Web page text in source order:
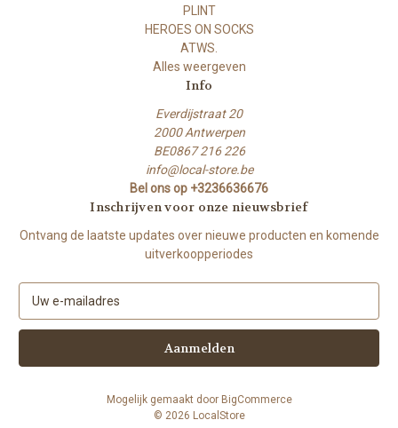
PLINT
HEROES ON SOCKS
ATWS.
Alles weergeven
Info
Everdijstraat 20
2000 Antwerpen
BE0867 216 226
info@local-store.be
Bel ons op +3236636676
Inschrijven voor onze nieuwsbrief
Ontvang de laatste updates over nieuwe producten en komende
uitverkoopperiodes
E
m
i
Mogelijk gemaakt door BigCommerce
© 2026 LocalStore